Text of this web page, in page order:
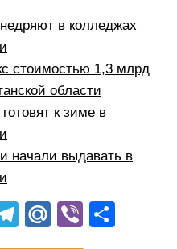
в колледжах
стоимостью 1,3 млрд
области
к зиме в
начали выдавать в
T
M Vi